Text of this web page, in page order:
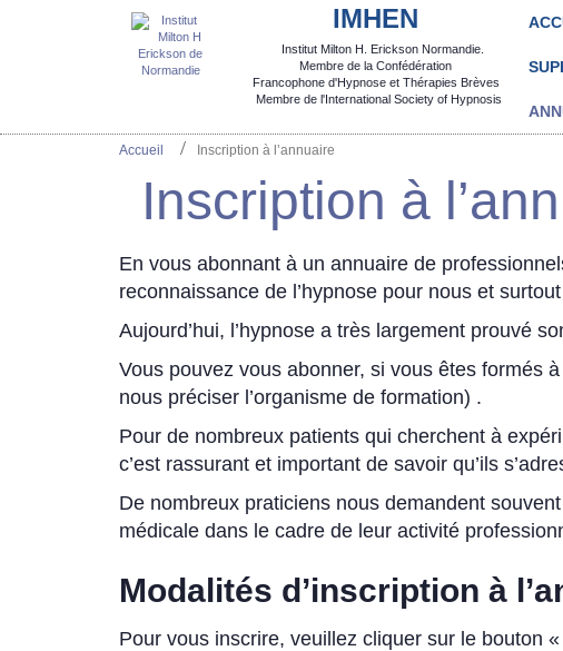
IMHEN
Institut Milton H. Erickson Normandie.
Membre de la Confédération
Francophone d'Hypnose et Thérapies Brèves
  Membre de l'International Society of Hypnosis
Accueil Inscription à l’annuaire
Inscription à
En vous abonnant à un annuaire de
reconnaissance de l’hypnose pour nous et
Aujourd’hui, l’hypnose a très largement prouvé
Vous pouvez vous abonner, si vous êtes formés à
nous préciser l’organisme de formation) .
Pour de nombreux patients qui cherchent à
c’est rassurant et important de savoir qu’ils
De nombreux praticiens nous demandent
médicale dans le cadre de leur activité
Modalités d’inscription à
Pour vous inscrire, veuillez cliquer sur le bouton